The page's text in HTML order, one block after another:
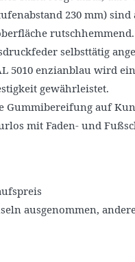
230 mm)
selbsttätig
5010 enzianblau wird
gewährleistet.
Gummibereifung auf
mit Faden- und
ausgenommen,